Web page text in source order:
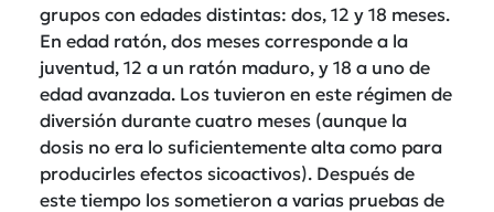
grupos con edades distintas: dos, 12 y 18 meses.
En edad ratón, dos meses corresponde a la
juventud, 12 a un ratón maduro, y 18 a uno de
edad avanzada. Los tuvieron en este régimen de
diversión durante cuatro meses (aunque la
dosis no era lo suficientemente alta como para
producirles efectos sicoactivos). Después de
este tiempo los sometieron a varias pruebas de